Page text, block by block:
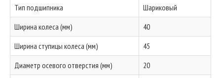
Тип подшипника
Шариковый
Ширина колеса (мм)
40
Ширина ступицы колеса (мм)
45
Диаметр осевого отверстия (мм)
20